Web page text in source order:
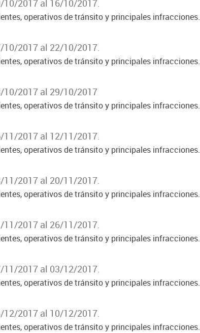
10/2017 al 16/10/2017.
operativos de tránsito y principales infracciones.
10/2017 al 22/10/2017.
operativos de tránsito y principales infracciones.
10/2017 al 29/10/2017
operativos de tránsito y principales infracciones.
11/2017 al 12/11/2017.
operativos de tránsito y principales infracciones.
11/2017 al 20/11/2017.
operativos de tránsito y principales infracciones.
11/2017 al 26/11/2017.
operativos de tránsito y principales infracciones.
11/2017 al 03/12/2017.
operativos de tránsito y principales infracciones.
12/2017 al 10/12/2017.
operativos de tránsito y principales infracciones.